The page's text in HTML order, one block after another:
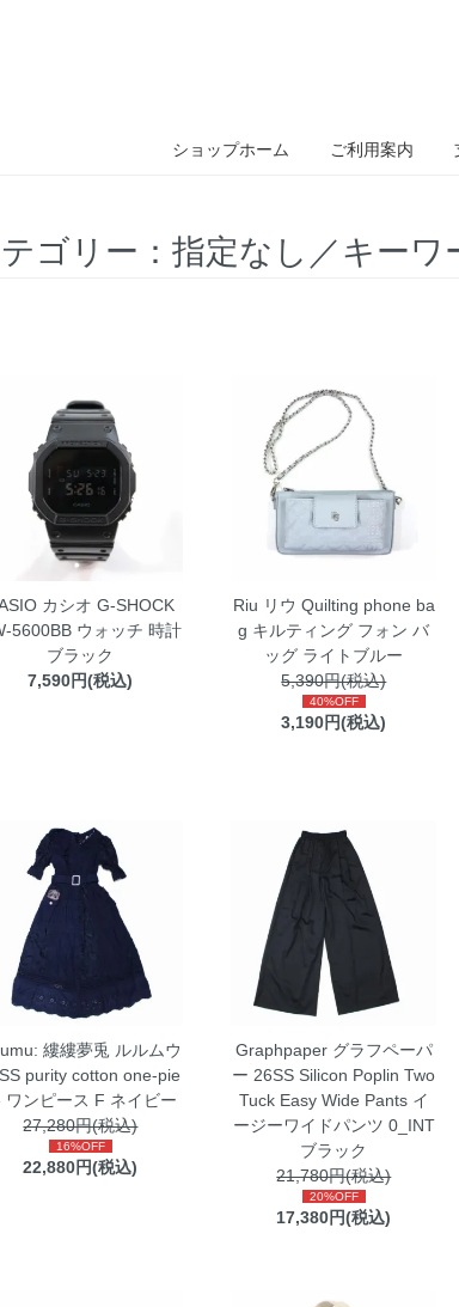
ショップホーム ご利用案内
ゴリー：指定なし／キーワ
カシオ G-SHOCK
5600BB ウォッチ 時計
ブラック
7,590円(税込)
Riu リウ Quilting phone ba
g キルティング フォン バ
ッグ ライトブルー
5,390円(税込)
40%OFF
3,190円(税込)
縷縷夢兎 ルルムウ
purity cotton one-pie
ワンピース F ネイビー
27,280円(税込)
16%OFF
22,880円(税込)
Graphpaper グラフペーパ
ー 26SS Silicon Poplin Two
Tuck Easy Wide Pants イ
ージーワイドパンツ 0_INT
ブラック
21,780円(税込)
20%OFF
17,380円(税込)